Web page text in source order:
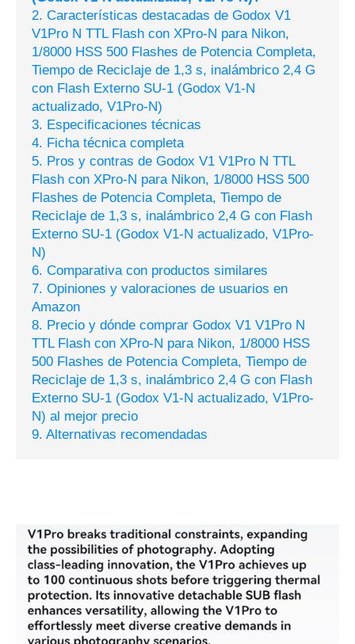
2. Características destacadas de Godox V1
V1Pro N TTL Flash con XPro-N para Nikon,
1/8000 HSS 500 Flashes de Potencia Completa,
Tiempo de Reciclaje de 1,3 s, inalámbrico 2,4 G
con Flash Externo SU-1 (Godox V1-N
actualizado, V1Pro-N)
3. Especificaciones técnicas
4. Ficha técnica completa
5. Pros y contras de Godox V1 V1Pro N TTL
Flash con XPro-N para Nikon, 1/8000 HSS 500
Flashes de Potencia Completa, Tiempo de
Reciclaje de 1,3 s, inalámbrico 2,4 G con Flash
Externo SU-1 (Godox V1-N actualizado, V1Pro-
N)
6. Comparativa con productos similares
7. Opiniones y valoraciones de usuarios en
Amazon
8. Precio y dónde comprar Godox V1 V1Pro N
TTL Flash con XPro-N para Nikon, 1/8000 HSS
500 Flashes de Potencia Completa, Tiempo de
Reciclaje de 1,3 s, inalámbrico 2,4 G con Flash
Externo SU-1 (Godox V1-N actualizado, V1Pro-
N) al mejor precio
9. Alternativas recomendadas